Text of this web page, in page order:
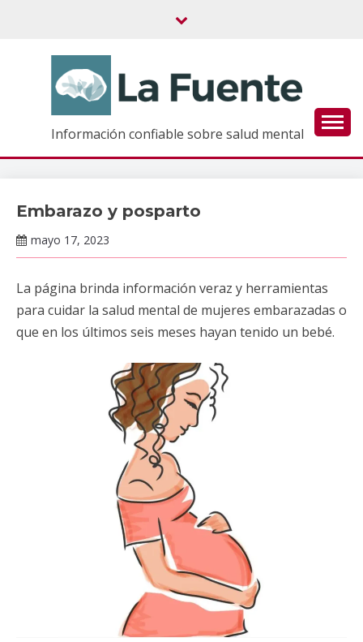
Información confiable sobre salud mental
Información
Embarazo y posparto
mayo 17, 2023
Claudia
La página brinda información veraz y herramientas
para cuidar la salud mental de mujeres embarazadas o
que en los últimos seis meses hayan tenido un bebé.